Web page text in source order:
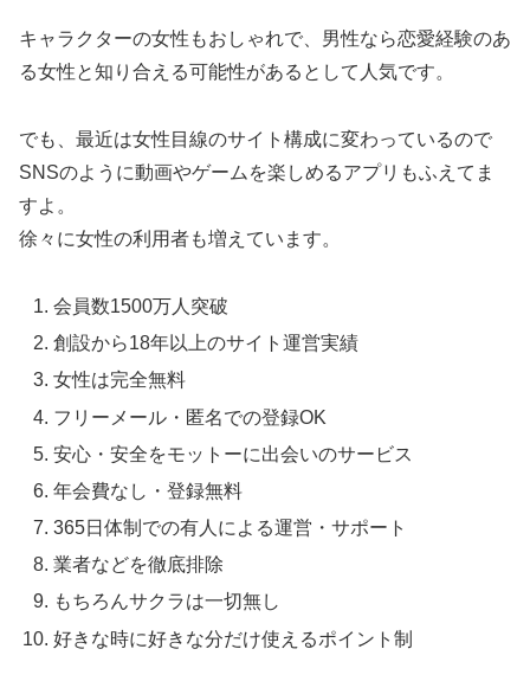
キャラクターの女性もおしゃれで、男性なら恋愛経験のあ
る女性と知り合える可能性があるとして人気です。
でも、最近は女性目線のサイト構成に変わっているので
SNSのように動画やゲームを楽しめるアプリもふえてま
すよ。
徐々に女性の利用者も増えています。
会員数1500万人突破
創設から18年以上のサイト運営実績
女性は完全無料
フリーメール・匿名での登録OK
安心・安全をモットーに出会いのサービス
年会費なし・登録無料
365日体制での有人による運営・サポート
業者などを徹底排除
もちろんサクラは一切無し
好きな時に好きな分だけ使えるポイント制